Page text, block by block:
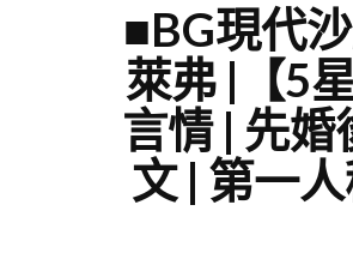
■BG現代
萊弗 |【5
言情 | 先婚
文 | 第一